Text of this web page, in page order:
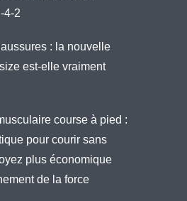
4-2
: la nouvelle
est-elle vraiment
course à pied :
pour courir sans
plus économique
de la force